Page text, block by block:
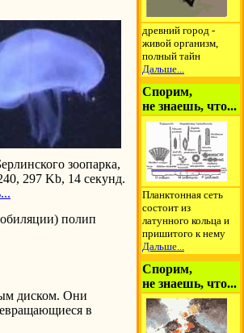
зоопарка,
297 Kb, 14 секунд.
полип
диском. Они
в
древний город -
живой организм,
полный тайн
Дальше...
Спорим,
не знаешь, что...
Планктонная сеть
состоит из
латунного кольца и
пришитого к нему
Дальше...
Спорим,
не знаешь, что...